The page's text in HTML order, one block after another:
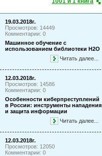
19.03.2018г.
Просмотров: 14449
Комментарии: 0
Машинное обучение с
использованием библиотеки Н2О
Читать далее...
12.03.2018г.
Просмотров: 14586
Комментарии: 0
Особенности киберпреступлений
в России: инструменты нападения
и защита информации
Читать далее...
12.03.2018г.
Просмотров: 12050
Комментарии: 0